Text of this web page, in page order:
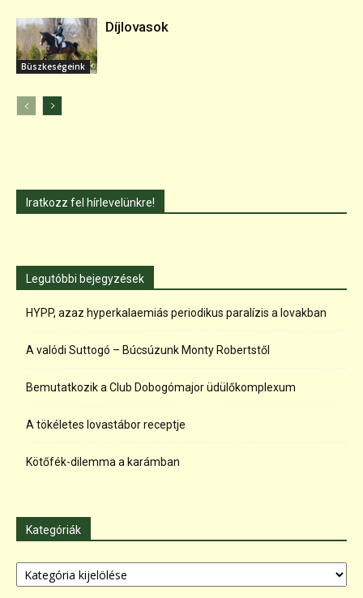
Büszkeségeink
Díjlovasok
Iratkozz fel hírlevelünkre!
Legutóbbi bejegyzések
HYPP, azaz hyperkalaemiás periodikus paralízis a lovakban
A valódi Suttogó – Búcsúzunk Monty Robertstől
Bemutatkozik a Club Dobogómajor üdülőkomplexum
A tökéletes lovastábor receptje
Kötőfék-dilemma a karámban
Kategóriák
Kategóriák